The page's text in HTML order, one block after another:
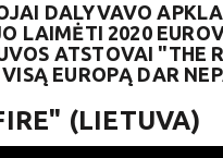
DALYVAVO
LAIMĖTI 2020
ATSTOVAI "THE
EUROPĄ DAR
(LIETUVA)